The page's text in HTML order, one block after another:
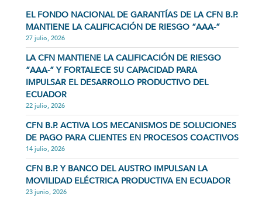
EL FONDO NACIONAL DE GARANTÍAS DE LA CFN B.P.
MANTIENE LA CALIFICACIÓN DE RIESGO “AAA-”
27 julio, 2026
LA CFN MANTIENE LA CALIFICACIÓN DE RIESGO
“AAA-” Y FORTALECE SU CAPACIDAD PARA
IMPULSAR EL DESARROLLO PRODUCTIVO DEL
ECUADOR
22 julio, 2026
CFN B.P. ACTIVA LOS MECANISMOS DE SOLUCIONES
DE PAGO PARA CLIENTES EN PROCESOS COACTIVOS
14 julio, 2026
CFN B.P. Y BANCO DEL AUSTRO IMPULSAN LA
MOVILIDAD ELÉCTRICA PRODUCTIVA EN ECUADOR
23 junio, 2026